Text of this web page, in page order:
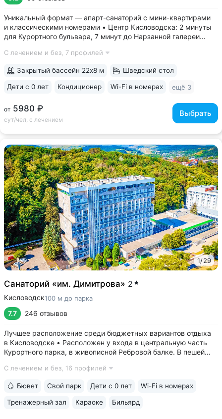
Уникальный формат — апарт-санаторий с мини-квартирами
и классическими номерами • Центр Кисловодска: 2 минуты
для Курортного бульвара, 7 минут до Нарзанной галереи
рынок, где можно купить вкусные фрукты, мед, сыры,
С лечением и без, 7 профилей
от 5980 ₽
сут/чел, с лечением
Выбрать
Закрытый бассейн 22х8 м Шведский стол
Дети с 0 лет Кондиционер Wi-Fi в номерах ещё 3
1/29
Санаторий «им. Димитрова» 2
Кисловодск100 м до парка
7.7 246 отзывов
Лучшее расположение среди бюджетных вариантов отдыха
в Кисловодске • Расположен у входа в центральную часть
Курортного парка, в живописной Ребровой балке. В пешей
Долина роз, Нарзанная галерея, Филармония • Из окон
С лечением и без, 16 профилей
Бювет Свой парк Дети с 0 лет Wi-Fi в номерах
Тренажерный зал Караоке Бильярд